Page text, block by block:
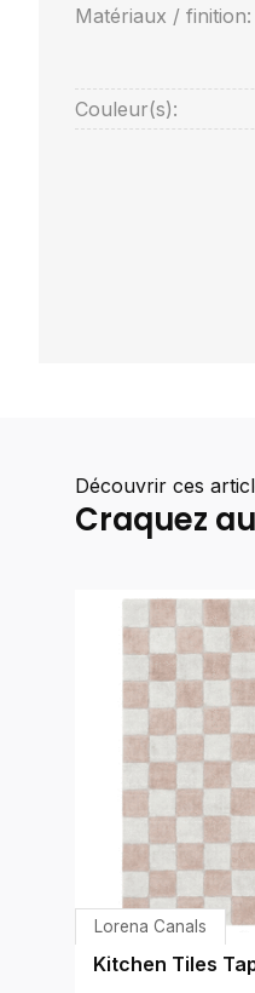
Matériaux / finition:
Couleur(s):
Découvrir ces
Craquez
Lorena Canals
Kitchen Tiles